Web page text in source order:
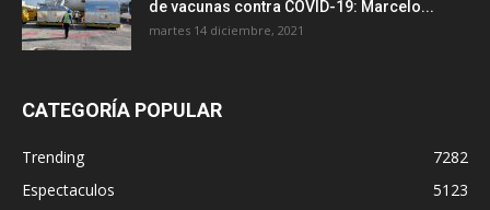
de vacunas contra COVID-19: Marcelo...
martes 14 diciembre, 2021
CATEGORÍA POPULAR
Trending
7282
Espectaculos
5123